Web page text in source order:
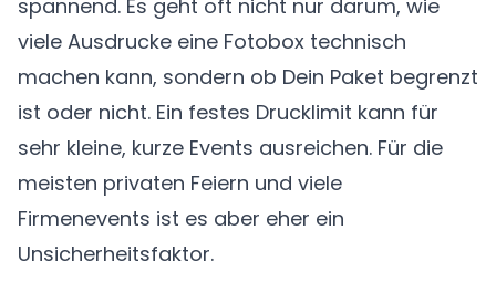
spannend. Es geht oft nicht nur darum, wie
viele Ausdrucke eine Fotobox technisch
machen kann, sondern ob Dein Paket begrenzt
ist oder nicht. Ein festes Drucklimit kann für
sehr kleine, kurze Events ausreichen. Für die
meisten privaten Feiern und viele
Firmenevents ist es aber eher ein
Unsicherheitsfaktor.